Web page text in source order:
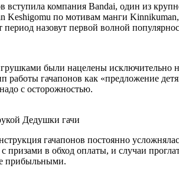
вступила компания Bandai, один из
Keshigomu по мотивам манги
период назовут первой волной
были нацелены исключительно
гачапонов как «предложение
с осторожностью.
Дедушки гачи
гачапонов постоянно
с призами в обход оплаты, и случаи
прибыльными.